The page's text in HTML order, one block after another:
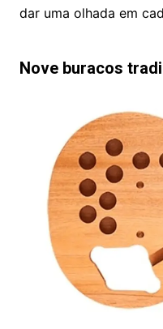
dar uma olhada em
Nove buracos